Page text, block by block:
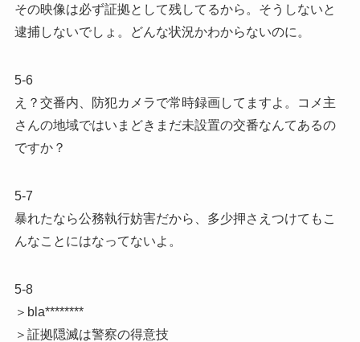
その映像は必ず証拠として残してるから。そうしないと
逮捕しないでしょ。どんな状況かわからないのに。
5-6
え？交番内、防犯カメラで常時録画してますよ。コメ主
さんの地域ではいまどきまだ未設置の交番なんてあるの
ですか？
5-7
暴れたなら公務執行妨害だから、多少押さえつけてもこ
んなことにはなってないよ。
5-8
＞bla********
＞証拠隠滅は警察の得意技